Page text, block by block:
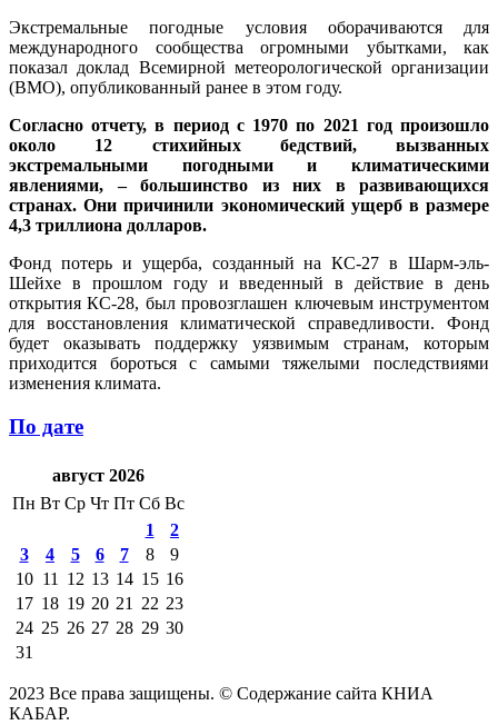
Экстремальные погодные условия оборачиваются для
международного сообщества огромными убытками, как
показал доклад Всемирной метеорологической организации
(ВМО), опубликованный ранее в этом году.
Согласно отчету, в период с 1970 по 2021 год произошло
около 12 стихийных бедствий, вызванных
экстремальными погодными и климатическими
явлениями, – большинство из них в развивающихся
странах. Они причинили экономический ущерб в размере
4,3 триллиона долларов.
Фонд потерь и ущерба, созданный на КС-27 в Шарм-эль-
Шейхе в прошлом году и введенный в действие в день
открытия КС-28, был провозглашен ключевым инструментом
для восстановления климатической справедливости. Фонд
будет оказывать поддержку уязвимым странам, которым
приходится бороться с самыми тяжелыми последствиями
изменения климата.
По дате
август 2026
Пн Вт Ср Чт Пт Сб Вс
1
2
3
4 5 6 7 8
9
10 11 12 13 14 15 16
17 18 19 20 21 22 23
24 25 26 27 28 29 30
31
2023 Все права защищены. © Содержание сайта КНИА
КАБАР.